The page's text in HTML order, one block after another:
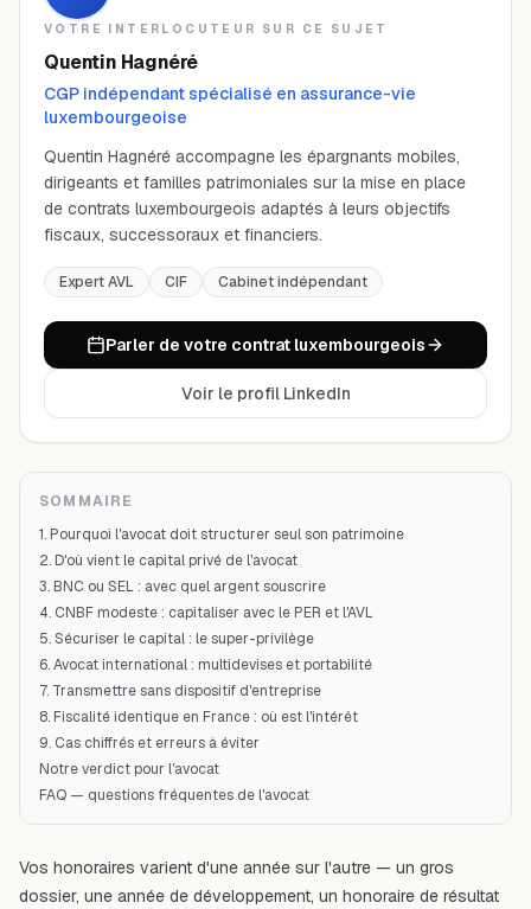
VOTRE INTERLOCUTEUR SUR CE SUJET
Quentin Hagnéré
CGP indépendant spécialisé en assurance-vie
luxembourgeoise
Quentin Hagnéré accompagne les épargnants mobiles,
dirigeants et familles patrimoniales sur la mise en place
de contrats luxembourgeois adaptés à leurs objectifs
fiscaux, successoraux et financiers.
Expert AVL CIF Cabinet indépendant
Parler de votre contrat luxembourgeois
Voir le profil LinkedIn
SOMMAIRE
1. Pourquoi l'avocat doit structurer seul son patrimoine
2. D'où vient le capital privé de l'avocat
3. BNC ou SEL : avec quel argent souscrire
4. CNBF modeste : capitaliser avec le PER et l'AVL
5. Sécuriser le capital : le super-privilège
6. Avocat international : multidevises et portabilité
7. Transmettre sans dispositif d'entreprise
8. Fiscalité identique en France : où est l'intérêt
9. Cas chiffrés et erreurs à éviter
Notre verdict pour l'avocat
FAQ — questions fréquentes de l'avocat
Vos honoraires varient d'une année sur l'autre — un gros
dossier, une année de développement, un honoraire de résultat